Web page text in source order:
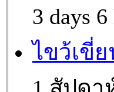
3 days
ไขว้เขี่